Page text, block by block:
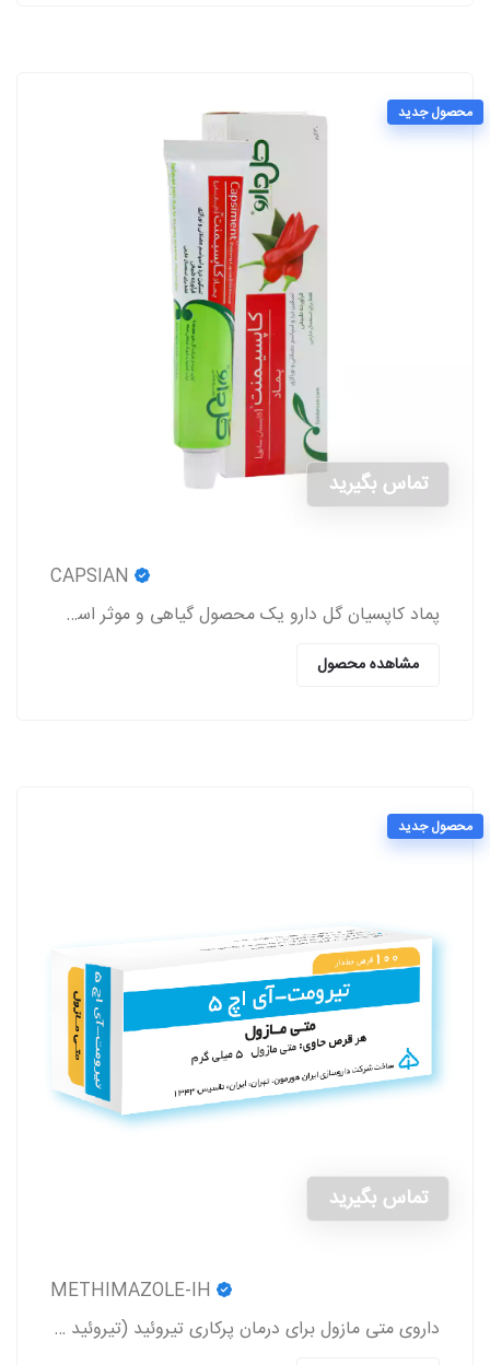
محصول جدید
تماس بگیرید
پماد کاپسیان گل دارو یک محصول گیاهی و موثر است که باعث برطرف شدن درد روماتیسم و نورالژی، رفع درد و اسپاسم‌های عضلانی، بهبود درد کمر و مشکلات این چنینی
مشاهده محصول
محصول جدید
تماس بگیرید
داروی متی مازول برای درمان پرکاری تیروئید (تیروئید بیش از حد فعال) (Hyperthyroidism) به کار می‌رود.